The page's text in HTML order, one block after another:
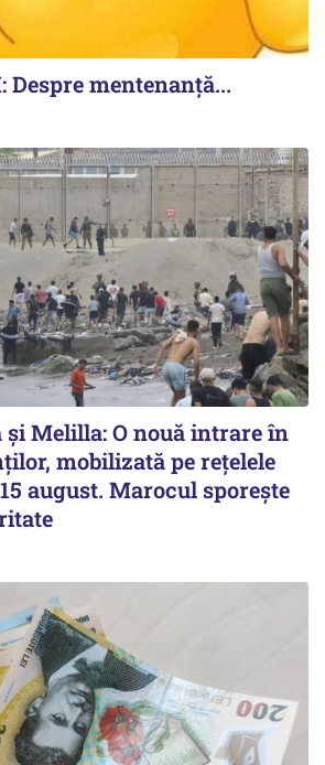
Despre mentenanță...
și Melilla: O nouă intrare în
mobilizată pe rețelele
august. Marocul sporește